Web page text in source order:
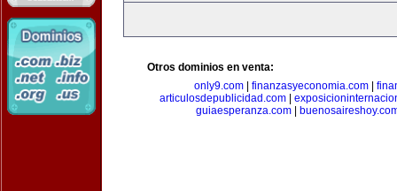
Otros dominios en venta:
only9.com
finanzasyeconomia.com
articulosdepublicidad.com|
guiaesperanza.com